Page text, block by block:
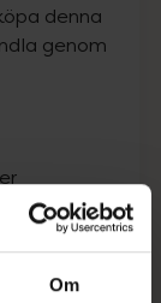
Om
denna
genom